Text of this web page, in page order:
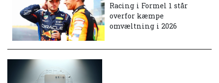
Racing i Formel 1 står
overfor kæmpe
omvæltning i 2026